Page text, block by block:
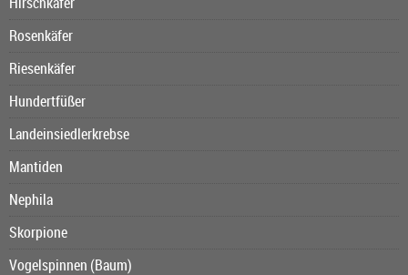
Rosenkäfer
Riesenkäfer
Hundertfüßer
Landeinsiedlerkrebse
Mantiden
Nephila
Skorpione
Vogelspinnen (Baum)